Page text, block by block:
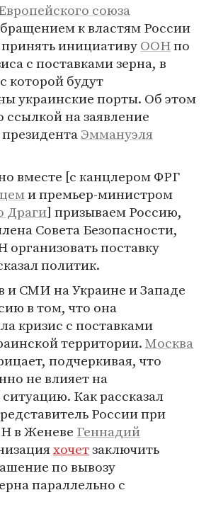
союза
к властям России
инициативуООНпо
с поставками зерна, в
которой будут
украинские порты. Об этом
ссылкой на заявление
Эммануэля
вместе [с канцлером ФРГ
и премьер-министром
Драги] призываем Россию,
Совета Безопасности,
организовать поставку
политик.
и СМИ на Украине и Западе
в том, что она
кризис с поставками
территории.Москва
подчеркивая, что
не влияет на
Как рассказал
России при
в Женеве Геннадий
хочетзаключить
по вывозу
параллельно с